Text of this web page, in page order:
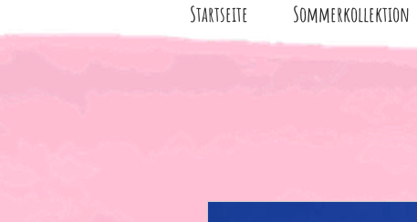
Startseite Sommerkollektion